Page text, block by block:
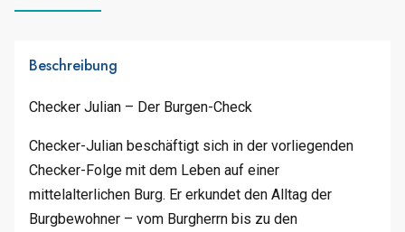
Beschreibung
Checker Julian – Der Burgen-Check
Checker-Julian beschäftigt sich in der vorliegenden
Checker-Folge mit dem Leben auf einer
mittelalterlichen Burg. Er erkundet den Alltag der
Burgbewohner – vom Burgherrn bis zu den